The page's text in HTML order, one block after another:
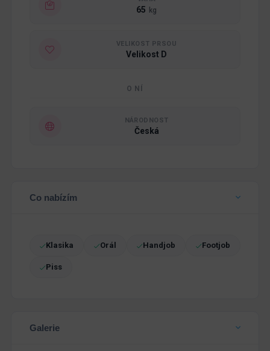
65 kg
VELIKOST PRSOU
Velikost D
O NÍ
NÁRODNOST
Česká
Co nabízím
Klasika Orál Handjob Footjob
Piss
Galerie